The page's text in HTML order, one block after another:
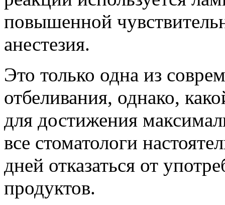
повышенной
анестезия.
Это только одна из
отбеливания, однако,
для достижения
все стоматологи
дней отказаться от
продуктов.